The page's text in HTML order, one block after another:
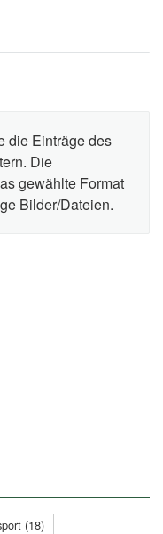
die Einträge des
Die
gewählte Format
Bilder/Dateien.
(18)